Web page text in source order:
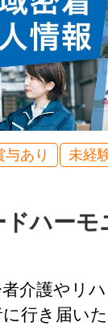
与あり 未経
ハー
者介護や
に行き届